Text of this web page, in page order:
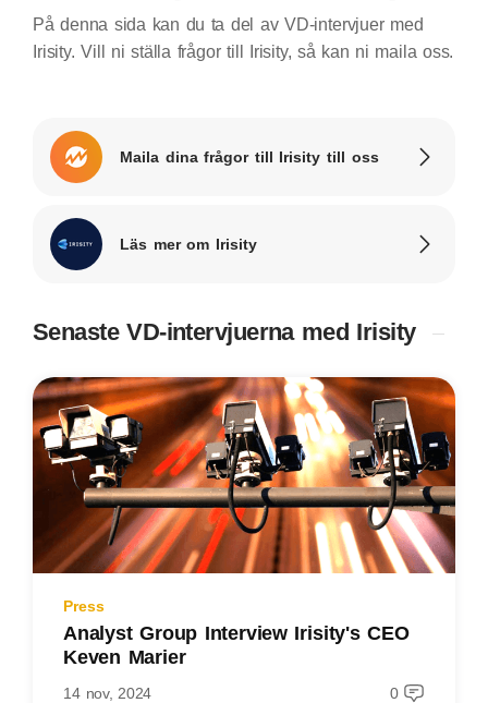
På denna sida kan du ta del av VD-intervjuer med
Irisity. Vill ni ställa frågor till Irisity, så kan ni maila oss.
Maila dina frågor till Irisity till oss
Läs mer om Irisity
Senaste VD-intervjuerna med Irisity
Press
Analyst Group Interview Irisity's CEO
Keven Marier
14 nov, 2024 0